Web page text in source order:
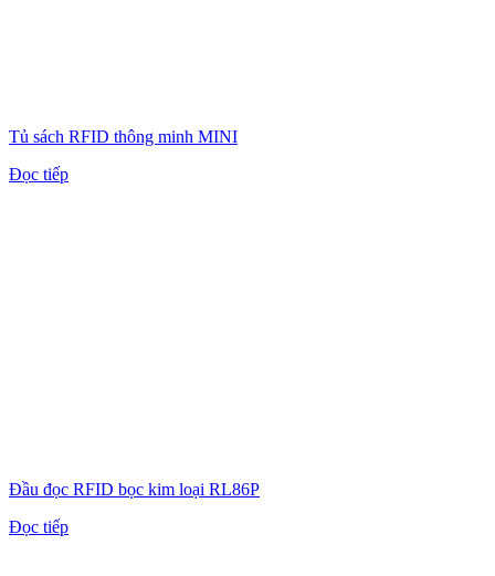
Tủ sách RFID thông minh MINI
Đọc tiếp
Đầu đọc RFID bọc kim loại RL86P
Đọc tiếp